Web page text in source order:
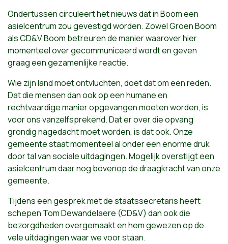
Ondertussen circuleert het nieuws dat in Boom een
asielcentrum zou gevestigd worden. Zowel Groen Boom
als CD&V Boom betreuren de manier waarover hier
momenteel over gecommuniceerd wordt en geven
graag een gezamenlijke reactie.
Wie zijn land moet ontvluchten, doet dat om een reden.
Dat die mensen dan ook op een humane en
rechtvaardige manier opgevangen moeten worden, is
voor ons vanzelfsprekend. Dat er over die opvang
grondig nagedacht moet worden, is dat ook. Onze
gemeente staat momenteel al onder een enorme druk
door tal van sociale uitdagingen. Mogelijk overstijgt een
asielcentrum daar nog bovenop de draagkracht van onze
gemeente.
Tijdens een gesprek met de staatssecretaris heeft
schepen Tom Dewandelaere (CD&V) dan ook die
bezorgdheden overgemaakt en hem gewezen op de
vele uitdagingen waar we voor staan.